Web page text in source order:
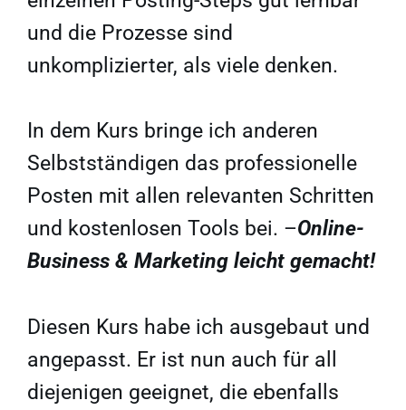
und die Prozesse sind
unkomplizierter, als viele denken.
In dem Kurs bringe ich anderen
Selbstständigen das professionelle
Posten mit allen relevanten Schritten
und kostenlosen Tools bei. –Online-
Business & Marketing leicht gemacht!
Diesen Kurs habe ich ausgebaut und
angepasst. Er ist nun auch für all
diejenigen geeignet, die ebenfalls